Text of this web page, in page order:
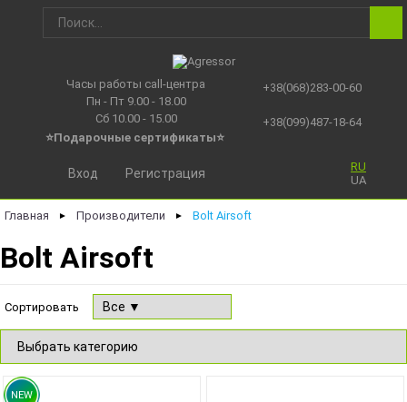
Часы работы call-центра
Пн - Пт 9.00 - 18.00
Сб 10.00 - 15.00
⭐Подарочные сертификаты⭐
+38(068)283-00-60
+38(099)487-18-64
RU
UA
Вход Регистрация
Главная ► Производители ► Bolt Airsoft
Bolt Airsoft
Сортировать
NEW